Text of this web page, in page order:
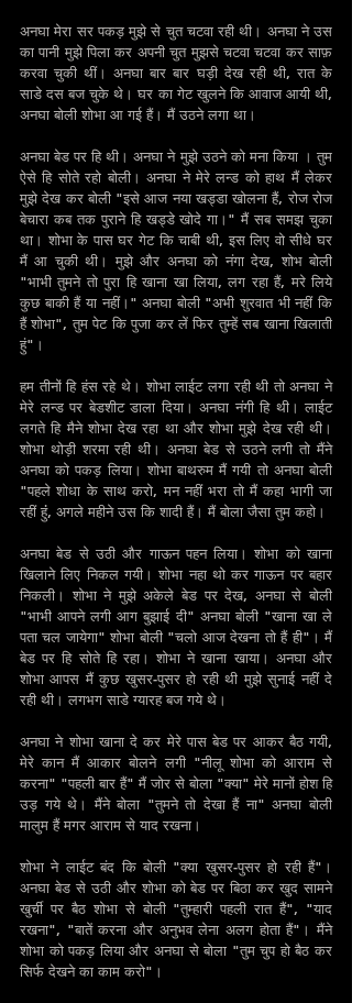
अनघा मेरा सर पकड़ मुझे से चुत चटवा रही थी। अनघा ने उस
का पानी मुझे पिला कर अपनी चुत मुझसे चटवा चटवा कर साफ़
करवा चुकी थीं। अनघा बार बार घड़ी देख रही थी, रात के
साडे दस बज चुके थे। घर का गेट खुलने कि आवाज आयी थी,
अनघा बोली शोभा आ गई हैं। मैं उठने लगा था।
अनघा बेड पर हि थी। अनघा ने मुझे उठने को मना किया । तुम
ऐसे हि सोते रहो बोली। अनघा ने मेरे लन्ड को हाथ मैं लेकर
मुझे देख कर बोली "इसे आज नया खड्डा खोलना हैं, रोज रोज
बेचारा कब तक पुराने हि खड्डे खोदे गा।" मैं सब समझ चुका
था। शोभा के पास घर गेट कि चाबी थी, इस लिए वो सीधे घर
मैं आ चुकी थी। मुझे और अनघा को नंगा देख, शोभ बोली
"भाभी तुमने तो पुरा हि खाना खा लिया, लग रहा हैं, मरे लिये
कुछ बाकी हैं या नहीं।" अनघा बोली "अभी शुरवात भी नहीं कि
हैं शोभा", तुम पेट कि पुजा कर लें फिर तुम्हें सब खाना खिलाती
हुं"।
हम तीनों हि हंस रहे थे। शोभा लाईट लगा रही थी तो अनघा ने
मेरे लन्ड पर बेडशीट डाला दिया। अनघा नंगी हि थी। लाईट
लगते हि मैने शोभा देख रहा था और शोभा मुझे देख रही थी।
शोभा थोड़ी शरमा रही थी। अनघा बेड से उठने लगी तो मैंने
अनघा को पकड़ लिया। शोभा बाथरुम मैं गयी तो अनघा बोली
"पहले शोधा के साथ करो, मन नहीं भरा तो मैं कहा भागी जा
रहीं हुंं, अगले महीने उस कि शादी हैं। मैं बोला जैसा तुम कहो।
अनघा बेड से उठी और गाऊन पहन लिया। शोभा को खाना
खिलाने लिए निकल गयी। शोभा नहा थो कर गाऊन पर बहार
निकली। शोभा ने मुझे अकेले बेड पर देख, अनघा से बोली
"भाभी आपने लगी आग बुझाई दी" अनघा बोली "खाना खा ले
पता चल जायेगा" शोभा बोली "चलो आज देखना तो हैं ही"। मैं
बेड पर हि सोते हि रहा। शोभा ने खाना खाया। अनघा और
शोभा आपस मैं कुछ खुसर-पुसर हो रही थी मुझे सुनाई नहीं दे
रही थी। लगभग साडे ग्यारह बज गये थे।
अनघा ने शोभा खाना दे कर मेरे पास बेड पर आकर बैठ गयी,
मेरे कान मैं आकार बोलने लगी "नीलू शोभा को आराम से
करना" "पहली बार हैं" मैं जोर से बोला "क्या" मेरे मानों होश हि
उड़ गये थे। मैंने बोला "तुमने तो देखा हैं ना" अनघा बोली
मालुम हैं मगर आराम से याद रखना।
शोभा ने लाईट बंद कि बोली "क्या खुसर-पुसर हो रही हैं"।
अनघा बेड से उठी और शोभा को बेड पर बिठा कर खुद सामने
खुर्ची पर बैठ शोभा से बोली "तुम्हारी पहली रात हैं", "याद
रखना", "बातें करना और अनुभव लेना अलग होता हैं"। मैंने
शोभा को पकड़ लिया और अनघा से बोला "तुम चुप हो बैठ कर
सिर्फ देखने का काम करो"।